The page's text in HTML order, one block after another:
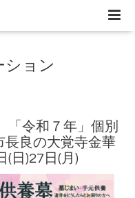
ション
「令和７年」個別
長良の大覚寺金華
(日)27日(月)